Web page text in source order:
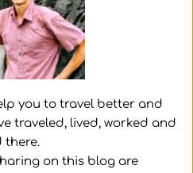
you to travel better and
traveled, lived, worked and
there.
on this blog are